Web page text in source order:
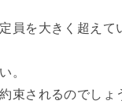
員を大きく超えて
。
束されるのでしょ